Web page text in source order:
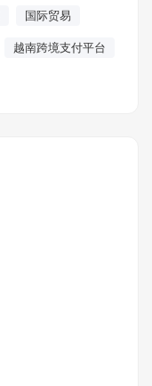
国际贸易
越南跨境支付平台